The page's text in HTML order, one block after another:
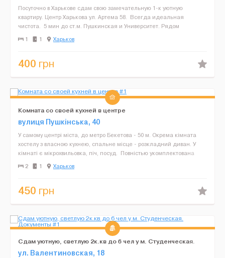
Посуточно в Харькове сдам свою замечательную 1-к уютную
квартиру. Центр Харькова ул. Артема 58. Всегда идеальная
чистота. 5 мин до ст.м. Пушкинская и Университет. Рядом
находится большое количество интересных мест и за...
1 1 Харьков
400 грн
Комната со своей кухней в центре
вулиця Пушкінська, 40
У самому центрі міста, до метро Бекетова - 50 м. Окрема кімната
хостелу з власною кухнею, спальне місце - розкладний диван. У
кімнаті є мікрохвильовка, піч, посуд. Повністью укомплектована
технікою, є кондиціонер і холодильн...
2 1 Харьков
450 грн
Сдам уютную, светлую 2к.кв до 6 чел у м. Студенческая.
Документы
ул. Валентиновская, 18